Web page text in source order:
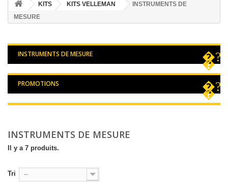
KITS KITS VELLEMAN
INSTRUMENTS DE
MESURE
INSTRUMENTS DE MESURE
PROMOTIONS
INSTRUMENTS DE MESURE
Il y a 7 produits.
Tri --